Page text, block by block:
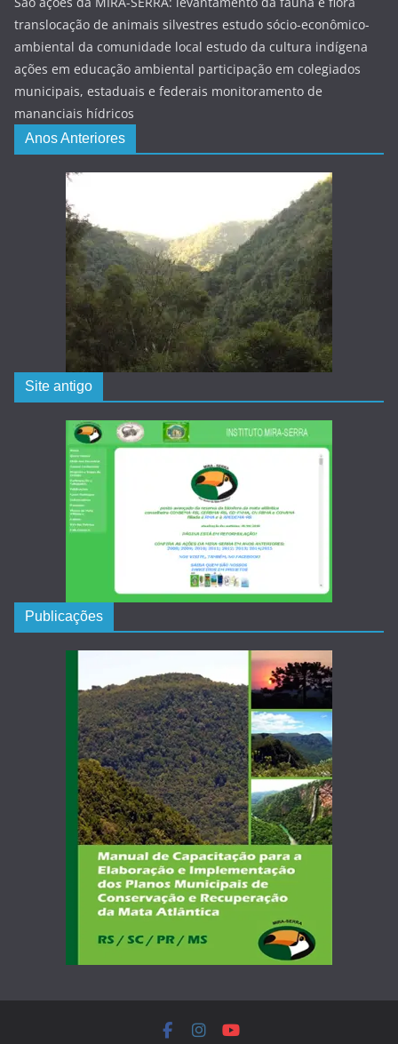
translocação de animais silvestres estudo sócio-econômico-
ambiental da comunidade local estudo da cultura indígena
ações em educação ambiental participação em colegiados
municipais, estaduais e federais monitoramento de
mananciais hídricos
Anos Anteriores
Site antigo
Publicações